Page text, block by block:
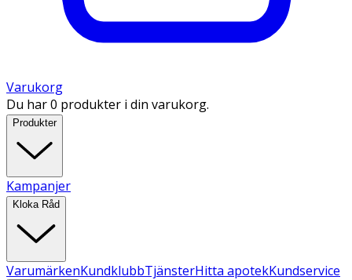
Varukorg
Du har 0 produkter i din varukorg.
Produkter
Kampanjer
Kloka Råd
VarumärkenKundklubbTjänsterHitta apotekKundservice